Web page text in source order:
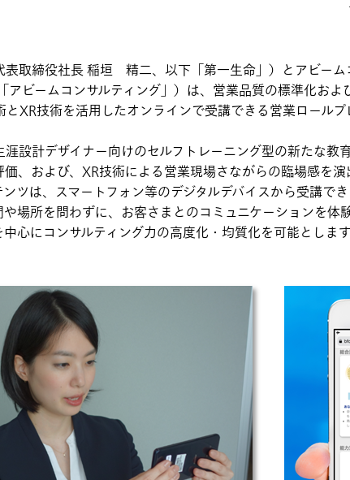
取締役社長 稲垣 精二、以下「第一生命」）とアビーム
ビームコンサルティング」）は、営業品質の標準化およ
XR技術を活用したオンラインで受講できる営業ロールプ
設計デザイナー向けのセルフトレーニング型の新たな教
、および、XR技術による営業現場さながらの臨場感を
ツは、スマートフォン等のデジタルデバイスから受講で
場所を問わずに、お客さまとのコミュニケーションを体
心にコンサルティング力の高度化・均質化を可能とします